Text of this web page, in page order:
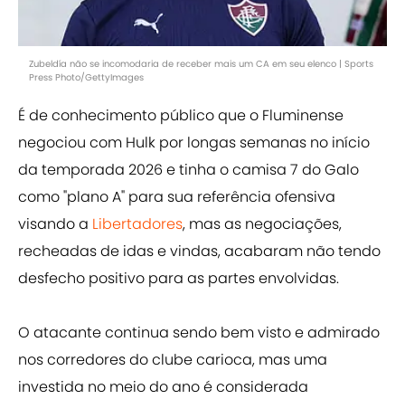
Zubeldía não se incomodaria de receber mais um CA em seu elenco | Sports
Press Photo/GettyImages
É de conhecimento público que o Fluminense
negociou com Hulk por longas semanas no início
da temporada 2026 e tinha o camisa 7 do Galo
como "plano A" para sua referência ofensiva
visando a Libertadores, mas as negociações,
recheadas de idas e vindas, acabaram não tendo
desfecho positivo para as partes envolvidas.
O atacante continua sendo bem visto e admirado
nos corredores do clube carioca, mas uma
investida no meio do ano é considerada